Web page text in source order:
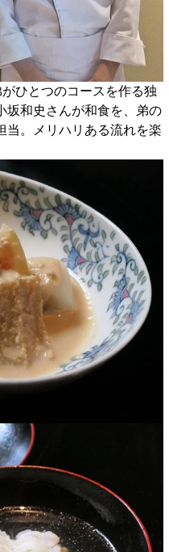
ひとつのコースを作る独
坂和史さんが和食を、弟の
当。メリハリある流れを楽